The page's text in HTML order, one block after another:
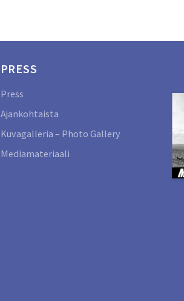
PRESS
Press
Ajankohtaista
Kuvagalleria – Photo Gallery
Mediamateriaali